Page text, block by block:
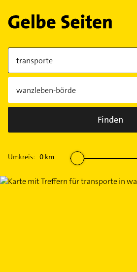
Finden
Umkreis: 0 km